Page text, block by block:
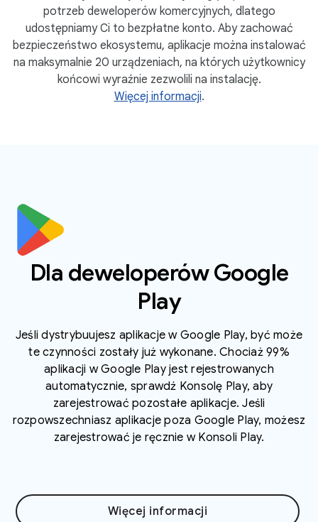
potrzeb deweloperów komercyjnych, dlatego
udostępniamy Ci to bezpłatne konto. Aby zachować
bezpieczeństwo ekosystemu, aplikacje można instalować
na maksymalnie 20 urządzeniach, na których użytkownicy
końcowi wyraźnie zezwolili na instalację.
Więcej informacji.
Dla deweloperów Google
Play
Jeśli dystrybuujesz aplikacje w Google Play, być może
te czynności zostały już wykonane. Chociaż 99%
aplikacji w Google Play jest rejestrowanych
automatycznie, sprawdź Konsolę Play, aby
zarejestrować pozostałe aplikacje. Jeśli
rozpowszechniasz aplikacje poza Google Play, możesz
zarejestrować je ręcznie w Konsoli Play.
Więcej informacji